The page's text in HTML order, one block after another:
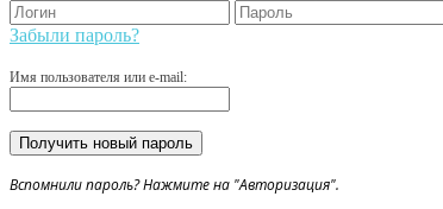
Забыли пароль?
Имя пользователя или e-mail:
Вспомнили пароль? Нажмите на "Авторизация".